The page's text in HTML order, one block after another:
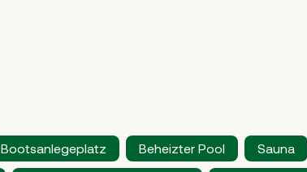
Bootsanlegeplatz Beheizter Pool Sauna